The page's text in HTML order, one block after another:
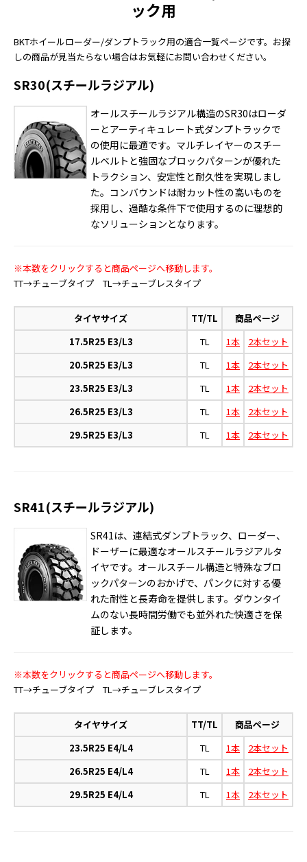
ック用
BKTホイールローダー/ダンプトラック用の適合一覧ページです。お探
しの商品が見当たらない場合はお気軽にお問い合わせください。
SR30(スチールラジアル)
オールスチールラジアル構造のSR30はローダ
ーとアーティキュレート式ダンプトラックで
の使用に最適です。マルチレイヤーのスチー
ルベルトと強固なブロックパターンが優れた
トラクション、安定性と耐久性を実現しまし
た。コンバウンドは耐カット性の高いものを
採用し、過酷な条件下で使用するのに理想的
なソリューションとなります。
※本数をクリックすると商品ページへ移動します。
TT→チューブタイプ TL→チューブレスタイプ
タイヤサイズ TT/TL
商品ページ
17.5R25 E3/L3
TL 1本
2本セット
20.5R25 E3/L3
TL 1本
2本セット
23.5R25 E3/L3
TL 1本
2本セット
26.5R25 E3/L3
TL 1本
2本セット
29.5R25 E3/L3
TL 1本 2本セット
SR41(スチールラジアル)
SR41は、連結式ダンプトラック、ローダー、
ドーザーに最適なオールスチールラジアルタ
イヤです。オールスチール構造と特殊なブロ
ックパターンのおかげで、パンクに対する優
れた耐性と長寿命を提供します。ダウンタイ
ムのない長時間労働でも並外れた快適さを保
証します。
※本数をクリックすると商品ページへ移動します。
TT→チューブタイプ TL→チューブレスタイプ
タイヤサイズ TT/TL
商品ページ
23.5R25 E4/L4
TL 1本
2本セット
26.5R25 E4/L4
TL 1本
2本セット
29.5R25 E4/L4
TL 1本 2本セット